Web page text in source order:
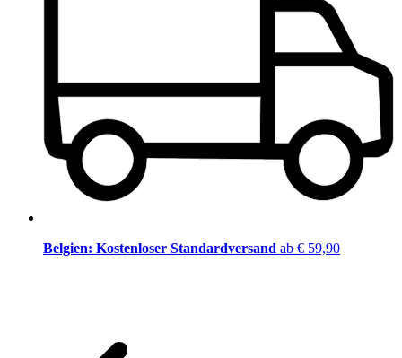
Belgien: Kostenloser Standardversand ab € 59,90